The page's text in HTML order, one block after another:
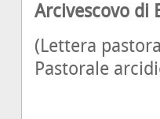
Arcivescovo di
(Lettera
Pastorale